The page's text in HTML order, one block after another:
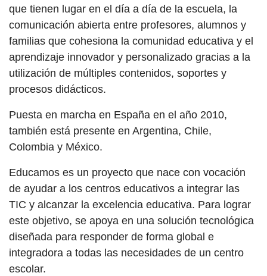
que tienen lugar en el día a día de la escuela, la
comunicación abierta entre profesores, alumnos y
familias que cohesiona la comunidad educativa y el
aprendizaje innovador y personalizado gracias a la
utilización de múltiples contenidos, soportes y
procesos didácticos.
Puesta en marcha en España en el año 2010,
también está presente en Argentina, Chile,
Colombia y México.
Educamos es un proyecto que nace con vocación
de ayudar a los centros educativos a integrar las
TIC y alcanzar la excelencia educativa. Para lograr
este objetivo, se apoya en una solución tecnológica
diseñada para responder de forma global e
integradora a todas las necesidades de un centro
escolar.